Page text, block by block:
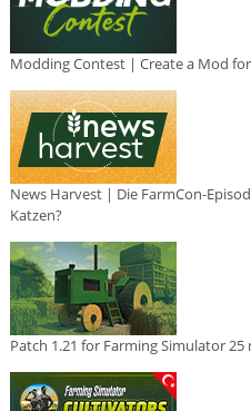
Modding Contest | Create a Mod
News Harvest | Die FarmCon-
Katzen?
Patch 1.21 for Farming Simulator 25